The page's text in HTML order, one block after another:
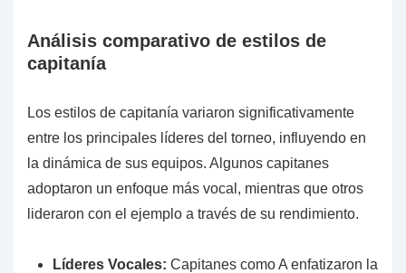
Análisis comparativo de estilos de
capitanía
Los estilos de capitanía variaron significativamente
entre los principales líderes del torneo, influyendo en
la dinámica de sus equipos. Algunos capitanes
adoptaron un enfoque más vocal, mientras que otros
lideraron con el ejemplo a través de su rendimiento.
Líderes Vocales: Capitanes como A enfatizaron la